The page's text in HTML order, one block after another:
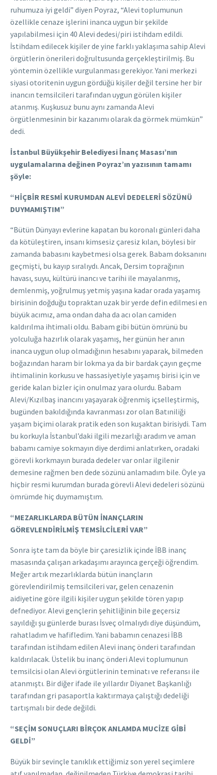
ruhumuza iyi geldi” diyen Poyraz, “Alevi toplumunun
özellikle cenaze işlerini inanca uygun bir şekilde
yapılabilmesi için 40 Alevi dedesi/piri istihdam edildi.
İstihdam edilecek kişiler de yine farklı yaklaşıma sahip Alevi
örgütlerin önerileri doğrultusunda gerçekleştirilmiş. Bu
yöntemin özellikle vurgulanması gerekiyor. Yani merkezi
siyasi otoritenin uygun gördüğü kişiler değil tersine her bir
inancın temsilcileri tarafından uygun görülen kişiler
atanmış. Kuşkusuz bunu aynı zamanda Alevi
örgütlenmesinin bir kazanımı olarak da görmek mümkün”
dedi.
İstanbul Büyükşehir Belediyesi İnanç Masası’nın
uygulamalarına değinen Poyraz’ın yazısının tamamı
şöyle:
“HİÇBİR RESMİ KURUMDAN ALEVİ DEDELERİ SÖZÜNÜ
DUYMAMIŞTIM”
“Bütün Dünyayı evlerine kapatan bu koronalı günleri daha
da kötüleştiren, insanı kimsesiz çaresiz kılan, böylesi bir
zamanda babasını kaybetmesi olsa gerek. Babam doksanını
geçmişti, bu kayıp sıralıydı. Ancak, Dersim toprağının
havası, suyu, kültürü inancı ve tarihi ile mayalanmış,
demlenmiş, yoğrulmuş yetmiş yaşına kadar orada yaşamış
birisinin doğduğu topraktan uzak bir yerde defin edilmesi en
büyük acımız, ama ondan daha da acı olan camiden
kaldırılma ihtimali oldu. Babam gibi bütün ömrünü bu
yolculuğa hazırlık olarak yaşamış, her günün her anın
inanca uygun olup olmadığının hesabını yaparak, bilmeden
boğazından haram bir lokma ya da bir bardak çayın geçme
ihtimalinin korkusu ve hassasiyetiyle yaşamış birisi için ve
geride kalan bizler için onulmaz yara olurdu. Babam
Alevi/Kızılbaş inancını yaşayarak öğrenmiş içselleştirmiş,
bugünden bakıldığında kavranması zor olan Batıniliği
yaşam biçimi olarak pratik eden son kuşaktan birisiydi. Tam
bu korkuyla İstanbul’daki ilgili mezarlığı aradım ve aman
babamı camiye sokmayın diye derdimi anlatırken, oradaki
görevli korkmayın burada dedeler var onlar ilgilenir
demesine rağmen ben dede sözünü anlamadım bile. Öyle ya
hiçbir resmi kurumdan burada görevli Alevi dedeleri sözünü
ömrümde hiç duymamıştım.
“MEZARLIKLARDA BÜTÜN İNANÇLARIN
GÖREVLENDİRİLMİŞ TEMSİLCİLERİ VAR”
Sonra işte tam da böyle bir çaresizlik içinde İBB inanç
masasında çalışan arkadaşımı arayınca gerçeği öğrendim.
Meğer artık mezarlıklarda bütün inançların
görevlendirilmiş temsilcileri var, gelen cenazenin
aidiyetine göre ilgili kişiler uygun şekilde tören yapıp
defnediyor. Alevi gençlerin şehitliğinin bile geçersiz
sayıldığı şu günlerde burası İsveç olmalıydı diye düşündüm,
rahatladım ve hafifledim. Yani babamın cenazesi İBB
tarafından istihdam edilen Alevi inanç önderi tarafından
kaldırılacak. Üstelik bu inanç önderi Alevi toplumunun
temsilcisi olan Alevi örgütlerinin teminatı ve referansı ile
atanmıştı. Bir diğer ifade ile yıllardır Diyanet Başkanlığı
tarafından gri pasaportla kaktırmaya çalıştığı dedeliği
tartışmalı bir dede değildi.
“SEÇİM SONUÇLARI BİRÇOK ANLAMDA MUCİZE GİBİ
GELDİ”
Büyük bir sevinçle tanıklık ettiğimiz son yerel seçimlere